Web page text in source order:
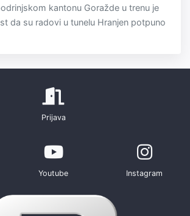
kantonu Goražde u trenu je
da su radovi u tunelu Hranjen potpuno
Prijava
Youtube Instagram